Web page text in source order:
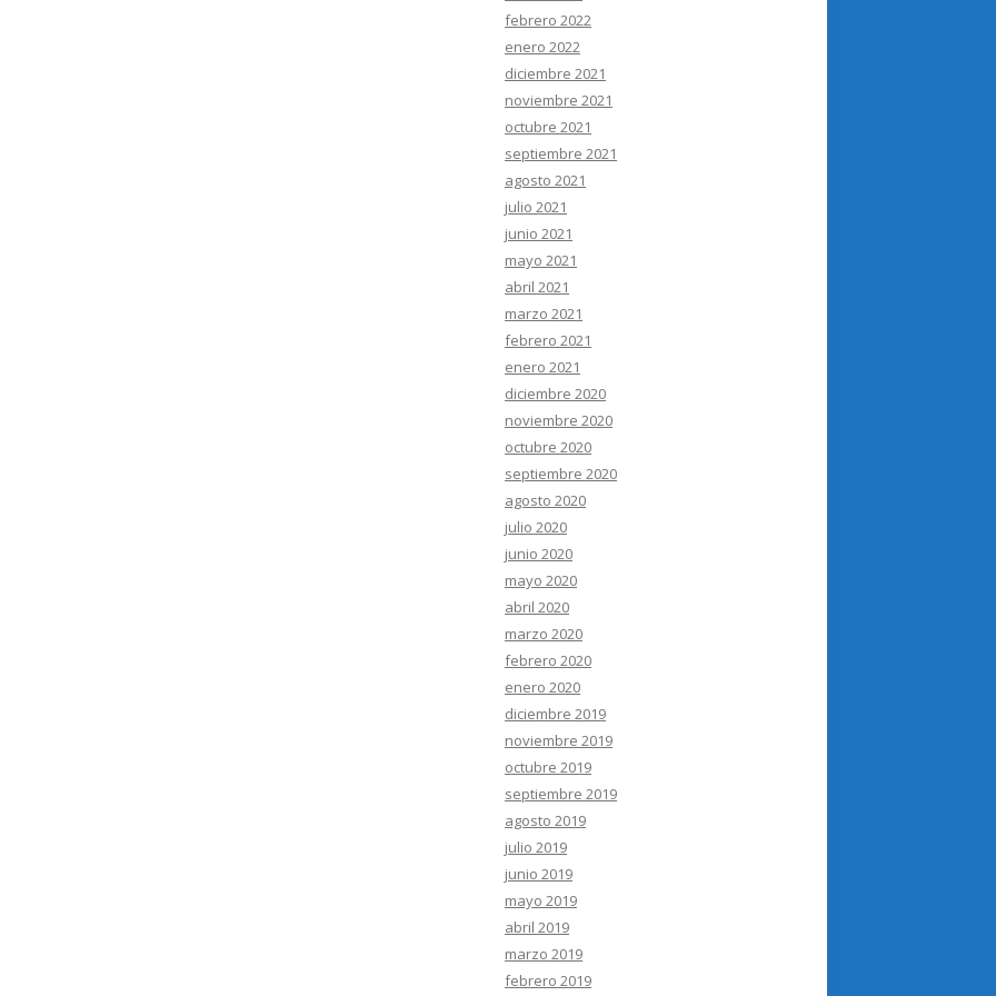
febrero 2022
enero 2022
diciembre 2021
noviembre 2021
octubre 2021
septiembre 2021
agosto 2021
julio 2021
junio 2021
mayo 2021
abril 2021
marzo 2021
febrero 2021
enero 2021
diciembre 2020
noviembre 2020
octubre 2020
septiembre 2020
agosto 2020
julio 2020
junio 2020
mayo 2020
abril 2020
marzo 2020
febrero 2020
enero 2020
diciembre 2019
noviembre 2019
octubre 2019
septiembre 2019
agosto 2019
julio 2019
junio 2019
mayo 2019
abril 2019
marzo 2019
febrero 2019